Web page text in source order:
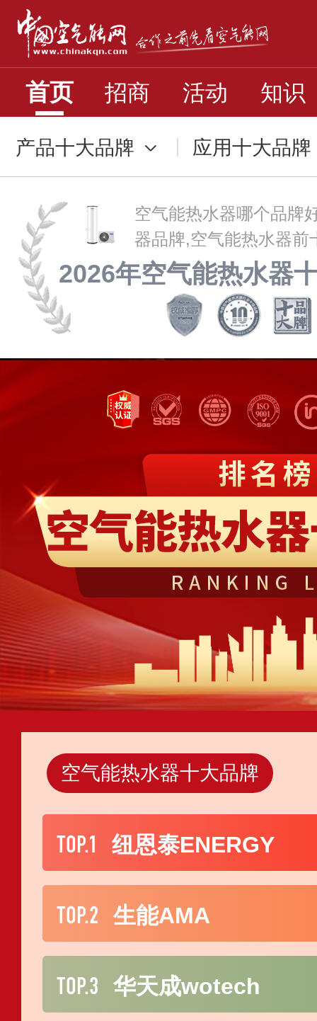
首页 招商 活动 知识
产品十大品牌 应用十大品牌
空气能热水器哪个品牌
器品牌,空气能热水器前
2026年空气能热水器
空气能热水器十大品牌
TOP.1 纽恩泰ENERGY
TOP.2 生能AMA
TOP.3 华天成wotech